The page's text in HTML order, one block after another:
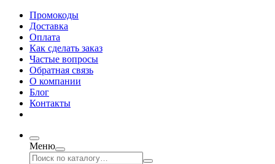
Промокоды
Доставка
Оплата
Как сделать заказ
Частые вопросы
Обратная связь
О компании
Блог
Контакты
Меню